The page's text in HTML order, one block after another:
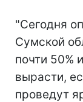
"Сегодня
Сумской
почти 50%
вырасти,
проведут